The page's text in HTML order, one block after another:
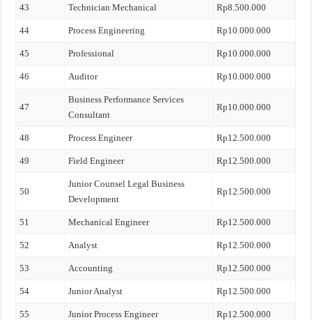
43 Technician Mechanical Rp8.500.000
44 Process Engineering Rp10.000.000
45 Professional Rp10.000.000
46 Auditor Rp10.000.000
47
Business Performance Services
Consultant
Rp10.000.000
48 Process Engineer Rp12.500.000
49 Field Engineer Rp12.500.000
50
Junior Counsel Legal Business
Development
Rp12.500.000
51 Mechanical Engineer Rp12.500.000
52 Analyst Rp12.500.000
53 Accounting Rp12.500.000
54 Junior Analyst Rp12.500.000
55 Junior Process Engineer Rp12.500.000